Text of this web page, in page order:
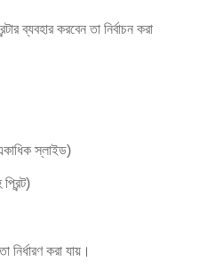
ব্যবহার করবেন তা নির্বাচন করা
স্লাইড)
নির্ধারণ করা যায়।